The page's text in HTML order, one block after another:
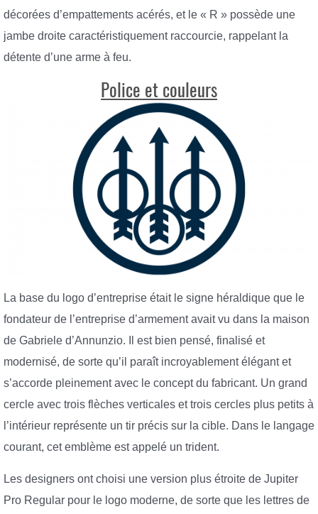
décorées d’empattements acérés, et le « R » possède une
jambe droite caractéristiquement raccourcie, rappelant la
détente d’une arme à feu.
Police et couleurs
La base du logo d’entreprise était le signe héraldique que le
fondateur de l’entreprise d’armement avait vu dans la maison
de Gabriele d’Annunzio. Il est bien pensé, finalisé et
modernisé, de sorte qu’il paraît incroyablement élégant et
s’accorde pleinement avec le concept du fabricant. Un grand
cercle avec trois flèches verticales et trois cercles plus petits à
l’intérieur représente un tir précis sur la cible. Dans le langage
courant, cet emblème est appelé un trident.
Les designers ont choisi une version plus étroite de Jupiter
Pro Regular pour le logo moderne, de sorte que les lettres de